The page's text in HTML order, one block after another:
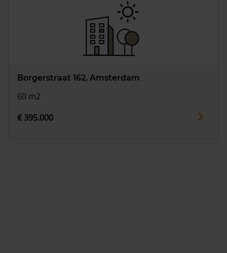
Borgerstraat 162, Amsterdam
60 m2
€ 395.000